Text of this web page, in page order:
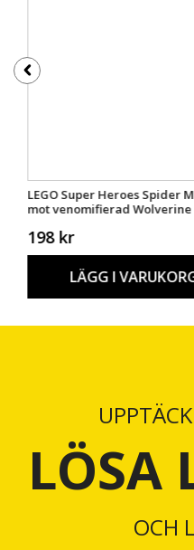
LEGO Super Heroes Spider
mot venomifierad Wolverine
198 kr
LÄGG I
LÖSA
OCH